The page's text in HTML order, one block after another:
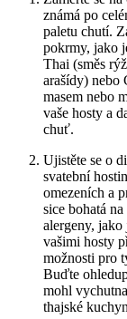
známá po
paletu chutí.
pokrmy, jako
Thai (směs
arašídy) nebo
masem nebo
vaše hosty a
chuť.
Ujistěte se o
svatební
omezeních a
sice bohatá
alergeny,
vašimi hosty
možnosti pro
Buďte
mohl
thajské